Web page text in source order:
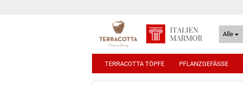
Alle
TERRACOTTA TÖPFE PFLANZGEFÄSSE